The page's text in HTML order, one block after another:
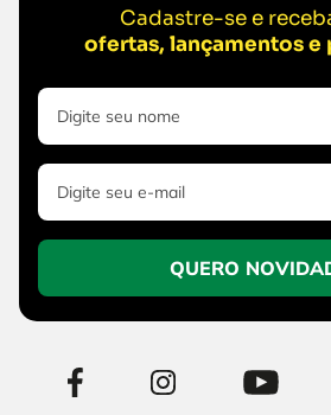
Cadastre-se e
ofertas, lançamentos e
QUERO